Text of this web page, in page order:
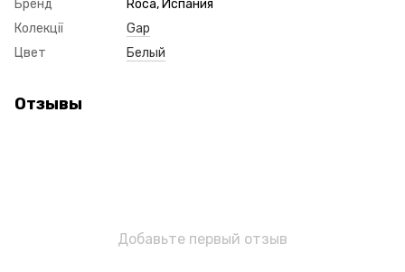
Бренд
Roca, Испания
Колекції
Gap
Цвет
Белый
Отзывы
Добавьте первый отзыв